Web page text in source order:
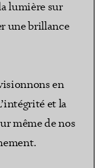
lumière sur
une brillance
en
et la
même de nos